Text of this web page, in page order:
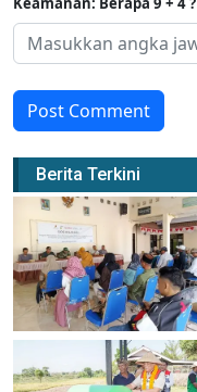
Post Comment
Berita Terkini